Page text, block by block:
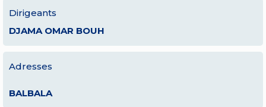
Dirigeants
DJAMA OMAR BOUH
Adresses
BALBALA